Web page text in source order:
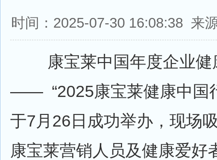
时间：2025-07-30 16:08:38 来
康宝莱中国年度企业健
—— “2025康宝莱健康中国
于7月26日成功举办，现场
康宝莱营销人员及健康爱好